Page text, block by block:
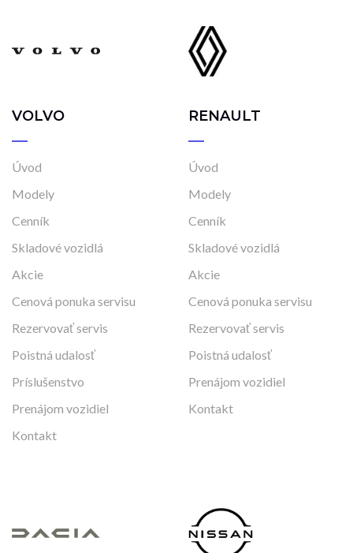
VOLVO
Úvod
Modely
Cenník
Skladové vozidlá
Akcie
Cenová ponuka servisu
Rezervovať servis
Poistná udalosť
Príslušenstvo
Prenájom vozidiel
Kontakt
RENAULT
Úvod
Modely
Cenník
Skladové vozidlá
Akcie
Cenová ponuka servisu
Rezervovať servis
Poistná udalosť
Prenájom vozidiel
Kontakt